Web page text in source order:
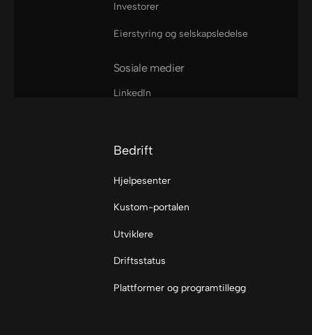
Investorer
Eierstyring og selskapsledelse
Sosiale medier
LinkedIn
Bedrift
Hjelpesenter
Kustom-portalen
Utviklere
Driftsstatus
Plattformer og programtillegg